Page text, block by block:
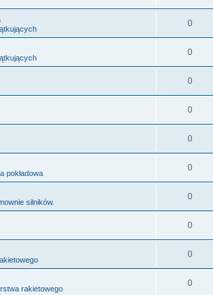
0
0
0
0
0
pokładowa
0
silników.
0
0
0
rakietowego
0